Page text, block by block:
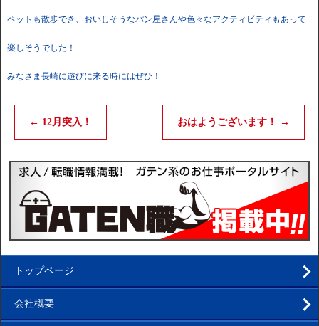
ペットも散歩でき、おいしそうなパン屋さんや色々なアクティビティもあって
楽しそうでした！
みなさま長崎に遊びに来る時にはぜひ！
← 12月突入！ おはようございます！ →
トップページ
会社概要